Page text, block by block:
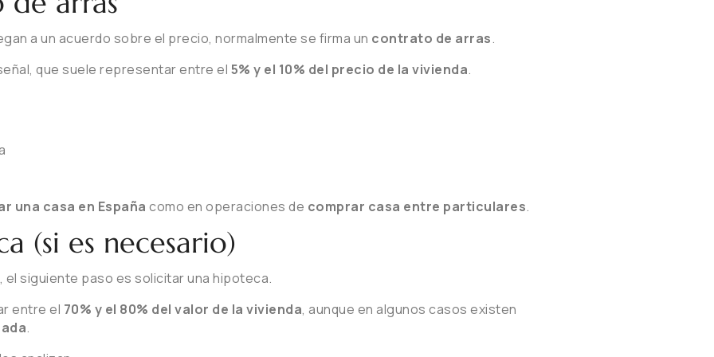
a un acuerdo sobre el precio, normalmente se firma un contrato de arras.
que suele representar entre el 5% y el 10% del precio de la vivienda.
una casa en España como en operaciones de comprar casa entre particulares.
(si es necesario)
siguiente paso es solicitar una hipoteca.
entre el 70% y el 80% del valor de la vivienda, aunque en algunos casos existen
.